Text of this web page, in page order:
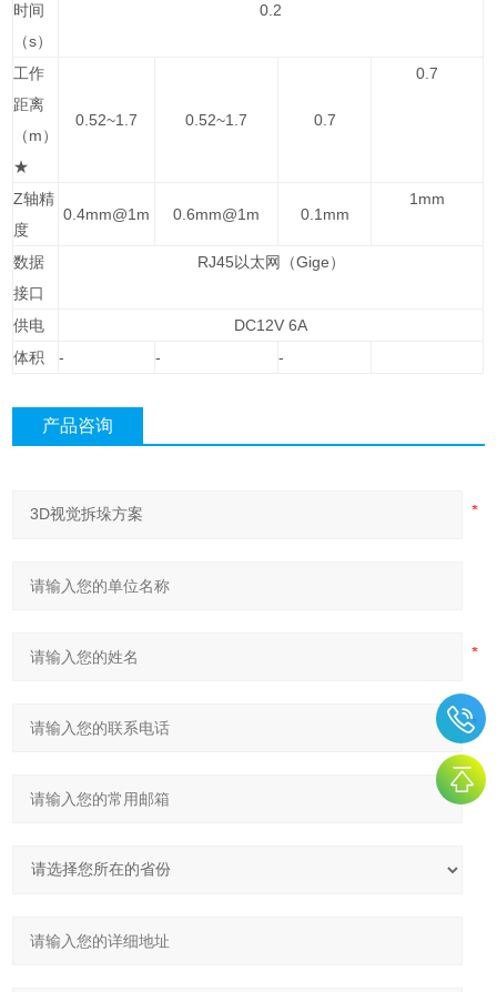
时间
（s）
0.2
工作
距离
（m）
★
0.52~1.7 0.52~1.7 0.7
0.7
Z轴精
度
0.4mm@1m 0.6mm@1m 0.1mm
1mm
数据
接口
RJ45以太网（Gige）
供电
DC12V 6A
体积
- - -
产品咨询